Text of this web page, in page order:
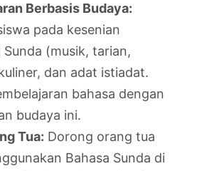
Berbasis Budaya:
pada kesenian
(musik, tarian,
dan adat istiadat.
bahasa dengan
budaya ini.
Tua: Dorong orang tua
Bahasa Sunda di